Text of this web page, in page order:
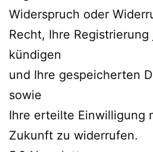
Widerspruch oder
Recht, Ihre
kündigen
und Ihre gespeicherten
sowie
Ihre erteilte Einwilligung
Zukunft zu widerrufen.